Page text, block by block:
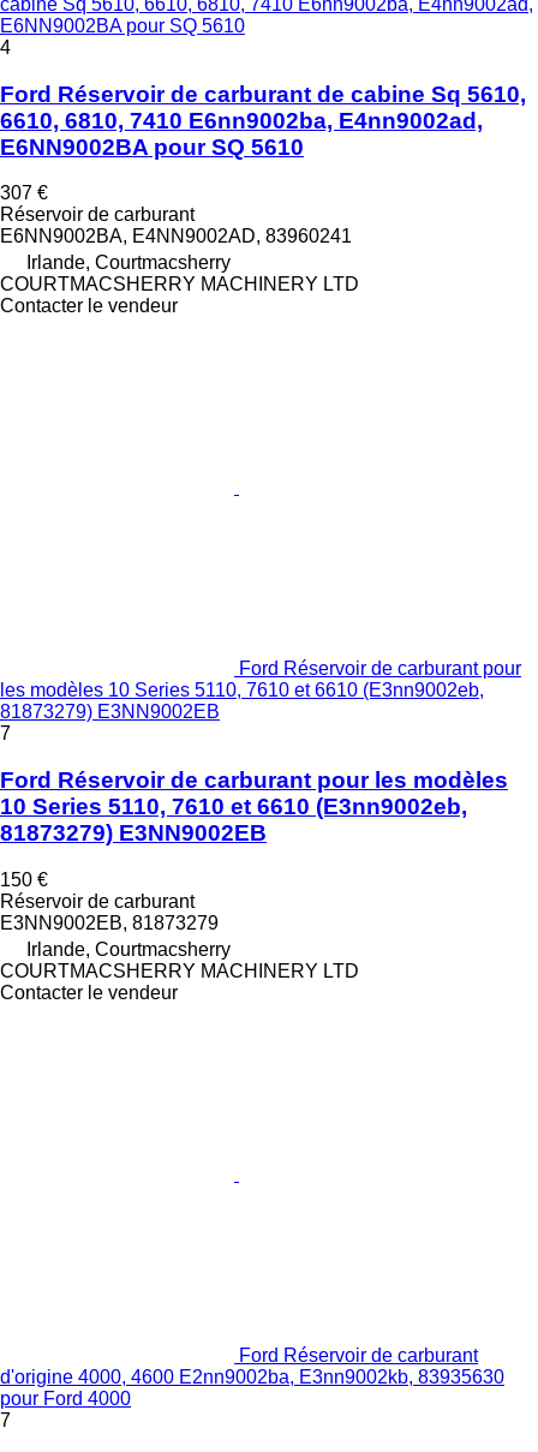
E6NN9002BA pour SQ 5610
4
Ford Réservoir de carburant de cabine Sq 5610,
6610, 6810, 7410 E6nn9002ba, E4nn9002ad,
E6NN9002BA pour SQ 5610
307 €
Réservoir de carburant
E6NN9002BA, E4NN9002AD, 83960241
Irlande, Courtmacsherry
COURTMACSHERRY MACHINERY LTD
Contacter le vendeur
Ford Réservoir de carburant pour
les modèles 10 Series 5110, 7610 et 6610 (E3nn9002eb,
81873279) E3NN9002EB
7
Ford Réservoir de carburant pour les modèles
10 Series 5110, 7610 et 6610 (E3nn9002eb,
81873279) E3NN9002EB
150 €
Réservoir de carburant
E3NN9002EB, 81873279
Irlande, Courtmacsherry
COURTMACSHERRY MACHINERY LTD
Contacter le vendeur
Ford Réservoir de carburant
d'origine 4000, 4600 E2nn9002ba, E3nn9002kb, 83935630
pour Ford 4000
7